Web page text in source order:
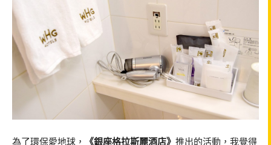
為了環保愛地球， 《銀座格拉斯麗酒店》 推出的活動，我覺得